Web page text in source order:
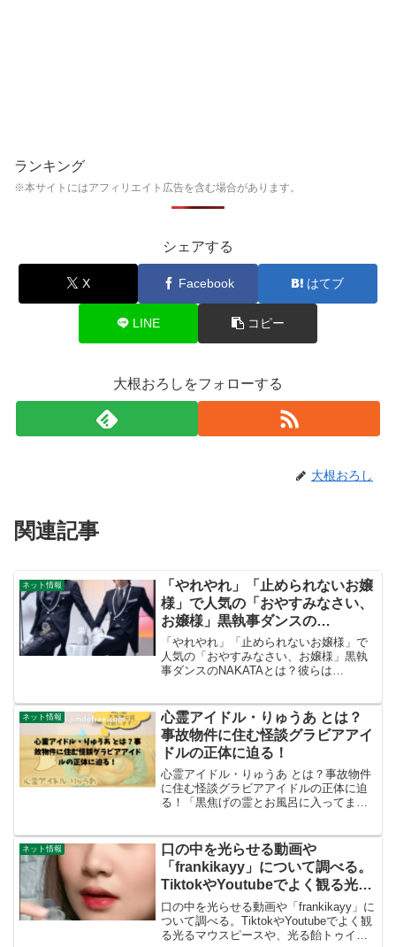
ランキング
※本サイトにはアフィリエイト広告を含む場合があります。
シェアする
X Facebook はてブ
LINE コピー
大根おろしをフォローする
大根おろし
関連記事
ネット情報
「やれやれ」「止められないお嬢
様」で人気の「おやすみなさい、
お嬢様」黒執事ダンスの
NAKATAとは？彼らは
【ASMRZ】キム・ギョンウクと
チャ・チョンイル。
김홍남）、
needmorecash_vdbh（닛몰캐
쉬）を調べる
「やれやれ」「止められないお嬢様」で
人気の「おやすみなさい、お嬢様」黒執
事ダンスのNAKATAとは？彼らは
김홍남）、needmorecash_vd...
ネット情報
心霊アイドル・りゅうあ とは？
事故物件に住む怪談グラビアアイ
ドルの正体に迫る！
心霊アイドル・りゅうあ とは？事故物件
に住む怪談グラビアアイドルの正体に迫
る！「黒焦げの霊とお風呂に入ってま
けながら、霊との“同居生活”をSNSや
YouTubeで...
ネット情報
口の中を光らせる動画や
「frankikayy」について調べる。
TiktokやYoutubeでよく観る光る
マウスピースや、光る飴トゥイン
クルキャンディはどのように使う
のか？
口の中を光らせる動画や「frankikayy」に
ついて調べる。TiktokやYoutubeでよく観
る光るマウスピースや、光る飴トゥイン